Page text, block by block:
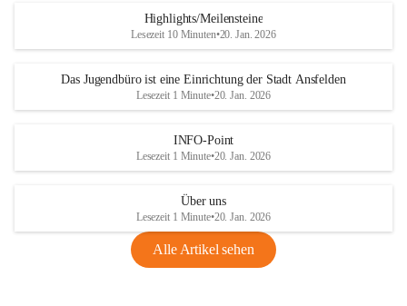
Highlights/Meilensteine
Lesezeit 10 Minuten•20. Jan. 2026
Das Jugendbüro ist eine Einrichtung der Stadt Ansfelden
Lesezeit 1 Minute•20. Jan. 2026
INFO-Point
Lesezeit 1 Minute•20. Jan. 2026
Über uns
Lesezeit 1 Minute•20. Jan. 2026
Alle Artikel sehen